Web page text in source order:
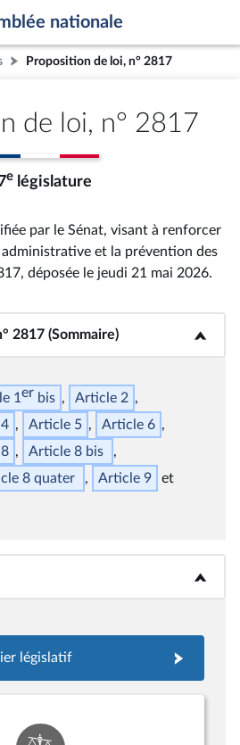
nationale
Proposition de loi, n° 2817
de loi, n° 2817
e législature
par le Sénat, visant à renforcer
et la prévention des
, déposée le jeudi 21 mai 2026.
2817 (Sommaire)
loi, n° 2817 (Sommaire)</b>
1er bis
Article 2
Article 5
Article 6
Article 8 bis
8 quater
Article 9
d’informations</b>
législatif